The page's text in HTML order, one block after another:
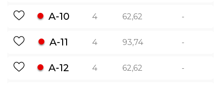
А-10 4 62,62 -
А-11 4 93,74 -
А-12 4 62,62 -